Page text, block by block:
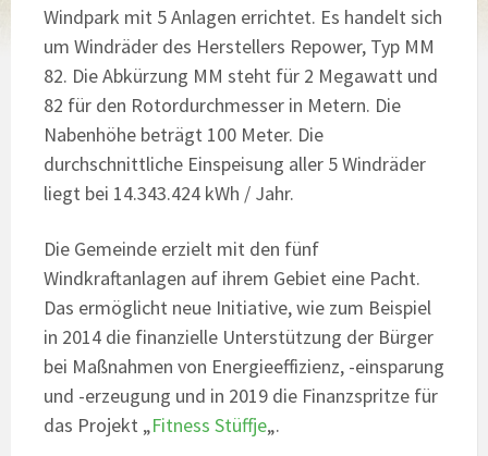
Windpark mit 5 Anlagen errichtet. Es handelt sich
um Windräder des Herstellers Repower, Typ MM
82. Die Abkürzung MM steht für 2 Megawatt und
82 für den Rotordurchmesser in Metern. Die
Nabenhöhe beträgt 100 Meter. Die
durchschnittliche Einspeisung aller 5 Windräder
liegt bei 14.343.424 kWh / Jahr.
Die Gemeinde erzielt mit den fünf
Windkraftanlagen auf ihrem Gebiet eine Pacht.
Das ermöglicht neue Initiative, wie zum Beispiel
in 2014 die finanzielle Unterstützung der Bürger
bei Maßnahmen von Energieeffizienz, -einsparung
und -erzeugung und in 2019 die Finanzspritze für
das Projekt „Fitness Stüffje„.